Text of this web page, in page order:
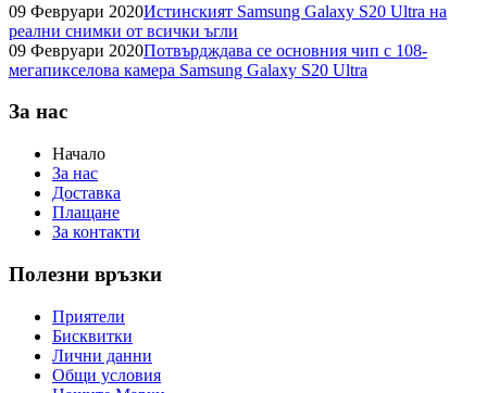
09 Февруари 2020Истинският Samsung Galaxy S20 Ultra на
реални снимки от всички ъгли
09 Февруари 2020Потвърдждава се основния чип с 108-
мегапикселова камера Samsung Galaxy S20 Ultra
За нас
Начало
За нас
Доставка
Плащане
За контакти
Полезни връзки
Приятели
Бисквитки
Лични данни
Общи условия